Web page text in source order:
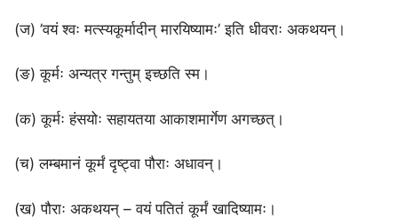
(ज) ’वयं श्वः मत्स्यकूर्मादीन् मारयिष्यामः’ इति धीवराः अकथयन्।
(ङ) कूर्मः अन्यत्र गन्तुम् इच्छति स्म।
(क) कूर्मः हंसयोः सहायतया आकाशमार्गेण अगच्छत्।
(च) लम्बमानं कूर्मं दृष्ट्वा पौराः अधावन्।
(ख) पौराः अकथयन् – वयं पतितं कूर्मं खादिष्यामः।